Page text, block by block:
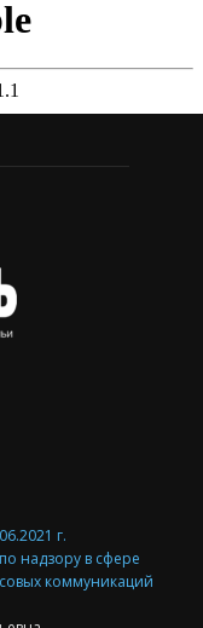
г.
надзору в сфере
коммуникаций